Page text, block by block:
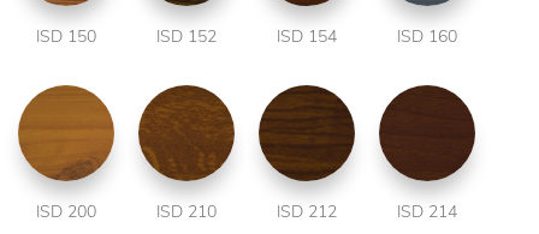
ISD 150 ISD 152 ISD 154 ISD 160
ISD 200 ISD 210 ISD 212 ISD 214